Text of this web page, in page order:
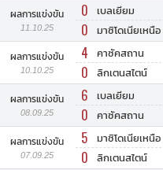
ผลการแข่งขัน
11.10.25
0 เบลเยียม
0 มาซิโดเนียเหนือ
ผลการแข่งขัน
10.10.25
4 คาซัคสถาน
0 ลิกเตนสไตน์
ผลการแข่งขัน
08.09.25
6 เบลเยียม
0 คาซัคสถาน
ผลการแข่งขัน
07.09.25
5 มาซิโดเนียเหนือ
0 ลิกเตนสไตน์